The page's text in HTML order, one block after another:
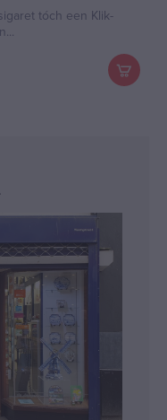
tóch een Klik-